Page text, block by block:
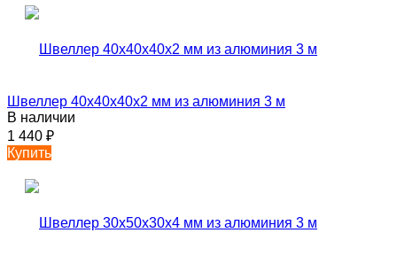
Швеллер 40х40х40х2 мм из алюминия 3 м
В наличии
1 440 ₽
Купить